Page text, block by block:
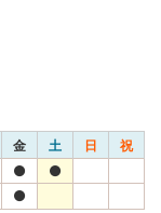
金 土 日 祝